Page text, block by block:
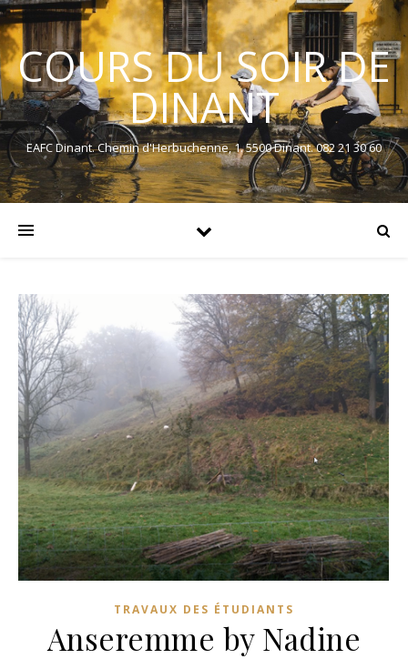
COURS DU SOIR DE
DINANT
EAFC Dinant. Chemin d'Herbuchenne, 1. 5500 Dinant. 082 21 30 60
TRAVAUX DES ÉTUDIANTS
Anseremme by Nadine